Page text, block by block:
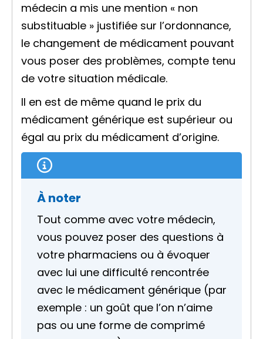
médecin a mis une mention « non
substituable » justifiée sur l’ordonnance,
le changement de médicament pouvant
vous poser des problèmes, compte tenu
de votre situation médicale.
Il en est de même quand le prix du
médicament générique est supérieur ou
égal au prix du médicament d’origine.
À noter
Tout comme avec votre médecin,
vous pouvez poser des questions à
votre pharmaciens ou à évoquer
avec lui une difficulté rencontrée
avec le médicament générique (par
exemple : un goût que l’on n’aime
pas ou une forme de comprimé